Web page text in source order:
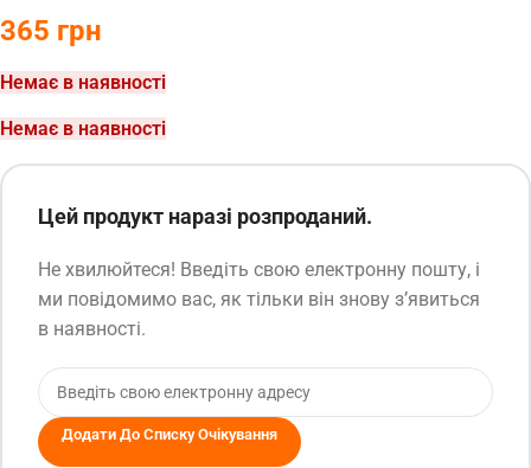
365 грн
Немає в наявності
Немає в наявності
Цей продукт наразі розпроданий.
Не хвилюйтеся! Введіть свою електронну пошту, і
ми повідомимо вас, як тільки він знову з’явиться
в наявності.
Додати До Списку Очікування